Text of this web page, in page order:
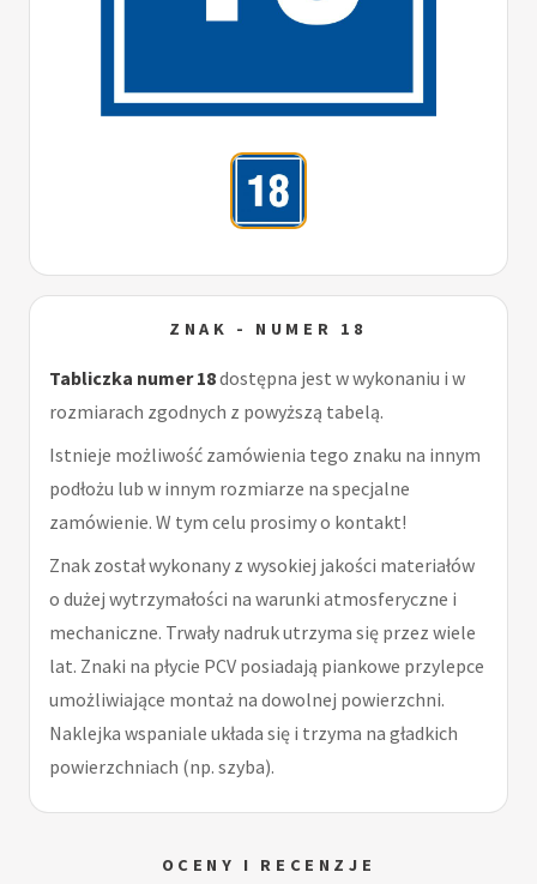
ZNAK - NUMER 18
Tabliczka numer 18dostępna jest w wykonaniu i w
rozmiarach zgodnych z powyższą tabelą.
Istnieje możliwość zamówienia tego znaku na innym
podłożu lub w innym rozmiarze na specjalne
zamówienie. W tym celu prosimy o kontakt!
Znak został wykonany z wysokiej jakości materiałów
o dużej wytrzymałości na warunki atmosferyczne i
mechaniczne. Trwały nadruk utrzyma się przez wiele
lat. Znaki na płycie PCV posiadają piankowe przylepce
umożliwiające montaż na dowolnej powierzchni.
Naklejka wspaniale układa się i trzyma na gładkich
powierzchniach (np. szyba).
OCENY I RECENZJE